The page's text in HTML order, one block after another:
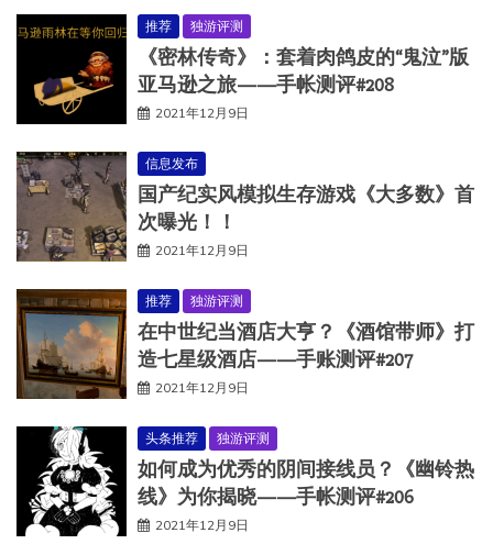
推荐 独游评测
《密林传奇》：套着肉鸽皮的“鬼泣”版
亚马逊之旅——手帐测评#208
2021年12月9日
信息发布
国产纪实风模拟生存游戏《大多数》首
次曝光！！
2021年12月9日
推荐 独游评测
在中世纪当酒店大亨？《酒馆带师》打
造七星级酒店——手账测评#207
2021年12月9日
头条推荐 独游评测
如何成为优秀的阴间接线员？《幽铃热
线》为你揭晓——手帐测评#206
2021年12月9日